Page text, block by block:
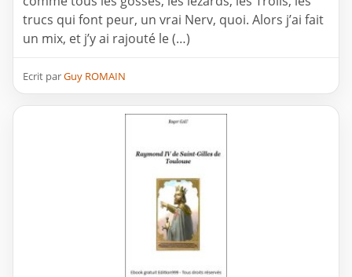
trucs qui font peur, un vrai Nerv, quoi. Alors j’ai fait
un mix, et j’y ai rajouté le (…)
Ecrit parGuy ROMAIN